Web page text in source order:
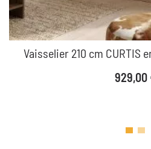
Vaisselier 210 cm CURTIS
Prix
929,00